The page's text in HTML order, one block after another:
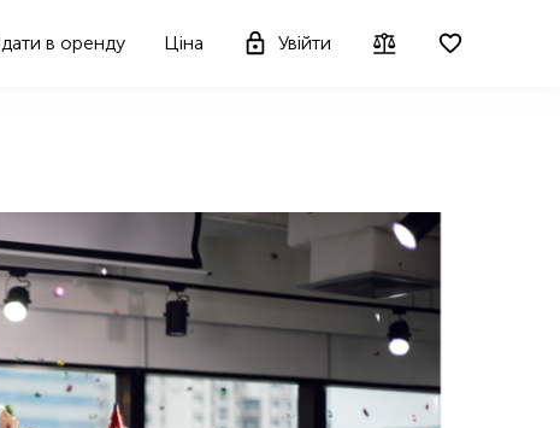
в оренду Ціна Увійти